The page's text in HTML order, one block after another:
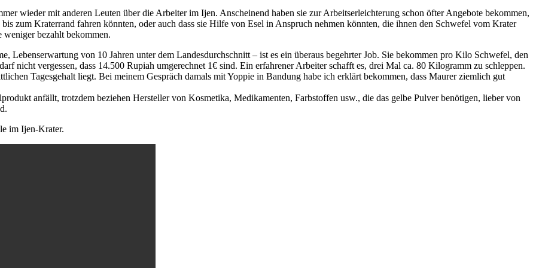
wieder mit anderen Leuten über die Arbeiter im Ijen. Anscheinend haben sie zur Arbeitserleichterung schon öfter Angebote bekommen,
zum Kraterrand fahren könnten, oder auch dass sie Hilfe von Esel in Anspruch nehmen könnten, die ihnen den Schwefel vom Krater
bezahlt bekommen.
Lebenserwartung von 10 Jahren unter dem Landesdurchschnitt – ist es ein überaus begehrter Job. Sie bekommen pro Kilo Schwefel, den
nicht vergessen, dass 14.500 Rupiah umgerechnet 1€ sind. Ein erfahrener Arbeiter schafft es, drei Mal ca. 80 Kilogramm zu schleppen.
Tagesgehalt liegt. Bei meinem Gespräch damals mit Yoppie in Bandung habe ich erklärt bekommen, dass Maurer ziemlich gut
anfällt, trotzdem beziehen Hersteller von Kosmetika, Medikamenten, Farbstoffen usw., die das gelbe Pulver benötigen, lieber von
im Ijen-Krater.